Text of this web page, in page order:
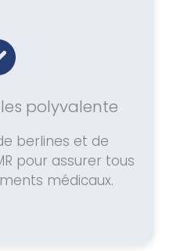
polyvalente
berlines et de
pour assurer tous
médicaux.